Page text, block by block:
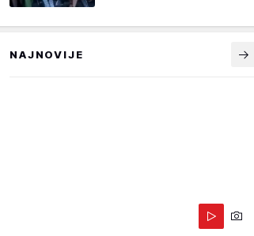
NAJNOVIJE